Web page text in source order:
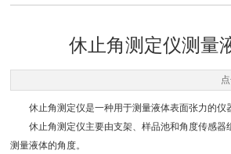
休止角测定仪测量
休止角测定仪是一种用于测量液体表面张力的仪
休止角测定仪主要由支架、样品池和角度传感器
测量液体的角度。